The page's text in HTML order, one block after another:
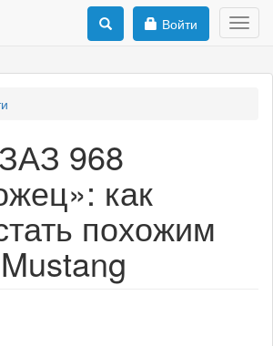
Войти
968
как
похожим